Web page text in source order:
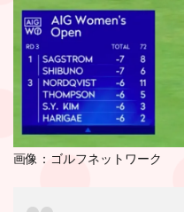
画像：ゴルフネットワーク